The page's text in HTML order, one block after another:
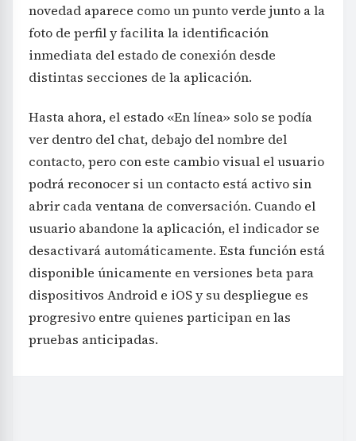
novedad aparece como un punto verde junto a la
foto de perfil y facilita la identificación
inmediata del estado de conexión desde
distintas secciones de la aplicación.
Hasta ahora, el estado «En línea» solo se podía
ver dentro del chat, debajo del nombre del
contacto, pero con este cambio visual el usuario
podrá reconocer si un contacto está activo sin
abrir cada ventana de conversación. Cuando el
usuario abandone la aplicación, el indicador se
desactivará automáticamente. Esta función está
disponible únicamente en versiones beta para
dispositivos Android e iOS y su despliegue es
progresivo entre quienes participan en las
pruebas anticipadas.